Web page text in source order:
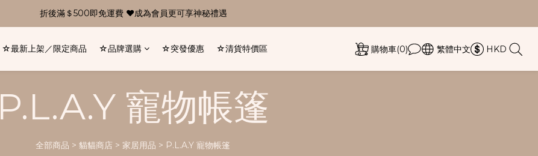
折後滿＄500即免運費 ❤成為會員更可享神秘禮遇
☆最新上架／限定商品 ☆品牌選購 ☆突發優惠 ☆清貨特價區 購物車(0) 繁體中文 HKD
P.L.A.Y 寵物帳篷
全部商品 >貓貓商店 > 家居用品 > P.L.A.Y 寵物帳篷